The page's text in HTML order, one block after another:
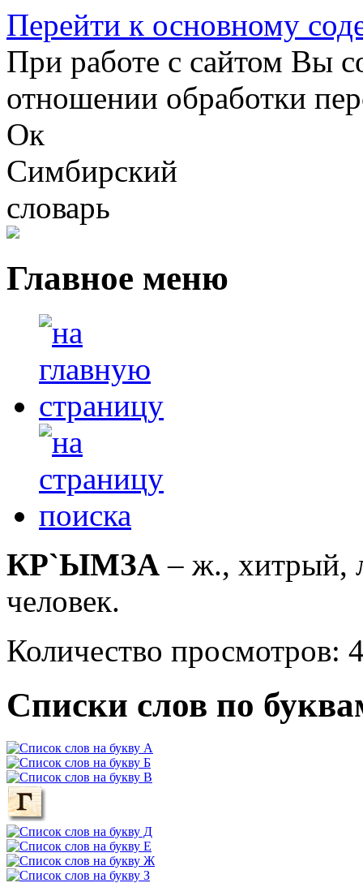
Перейти к основному
При работе с сайтом Вы
отношении обработки
Ок
Симбирский
словарь
Главное меню
КР`ЫМЗА – ж., хитрый,
человек.
Количество просмотров:
Списки слов по